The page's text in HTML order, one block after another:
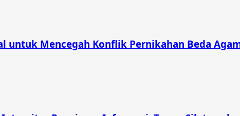
untuk Mencegah Konflik Pernikahan Beda